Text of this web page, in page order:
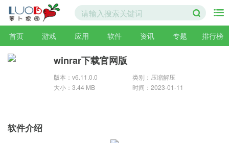
首页 游戏 应用 软件 资讯 专题 排行榜
winrar下载官网版
版本：v6.11.0.0
类别：压缩解压
大小：3.44 MB
时间：2023-01-11
软件介绍